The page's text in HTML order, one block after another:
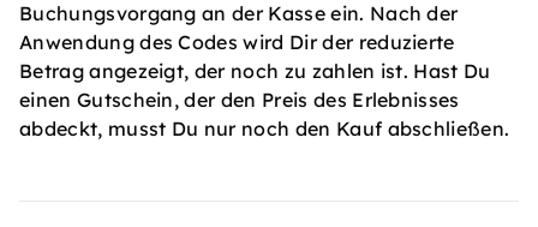
Buchungsvorgang an der Kasse ein. Nach der
Anwendung des Codes wird Dir der reduzierte
Betrag angezeigt, der noch zu zahlen ist. Hast Du
einen Gutschein, der den Preis des Erlebnisses
abdeckt, musst Du nur noch den Kauf abschließen.